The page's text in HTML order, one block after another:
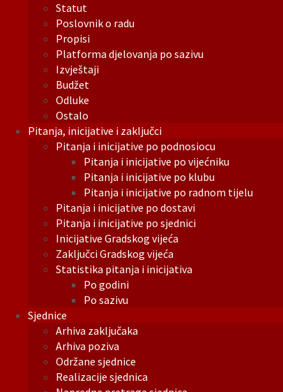
Statut
Poslovnik o radu
Propisi
Platforma djelovanja po sazivu
Izvještaji
Budžet
Odluke
Ostalo
Pitanja, inicijative i zaključci
Pitanja i inicijative po podnosiocu
Pitanja i inicijative po vijećniku
Pitanja i inicijative po klubu
Pitanja i inicijative po radnom tijelu
Pitanja i inicijative po dostavi
Pitanja i inicijative po sjednici
Inicijative Gradskog vijeća
Zaključci Gradskog vijeća
Statistika pitanja i inicijativa
Po godini
Po sazivu
Sjednice
Arhiva zaključaka
Arhiva poziva
Održane sjednice
Realizacije sjednica